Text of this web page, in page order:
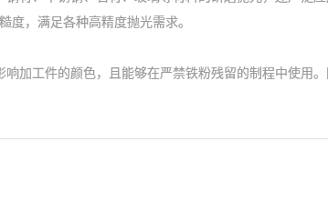
度，满足各种高精度抛光需求。
工件的颜色，且能够在严禁铁粉残留的制程中使用